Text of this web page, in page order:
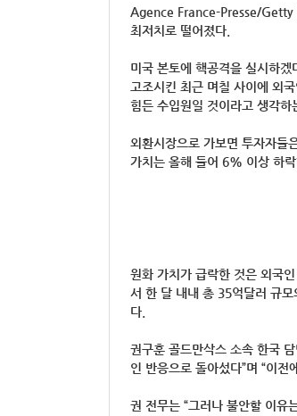
Agence France-Presse/Getty
최저치로 떨어졌다.
미국 본토에 핵공격을 실시하
고조시킨 최근 며칠 사이에 외
힘든 수입원일 것이라고 생각하
외환시장으로 가보면 투자자들
가치는 올해 들어 6% 이상 하락
원화 가치가 급락한 것은 외국
서 한 달 내내 총 35억달러 규
다.
권구훈 골드만삭스 소속 한국
인 반응으로 돌아섰다”며 “이
권 전무는 “그러나 불안할 이유